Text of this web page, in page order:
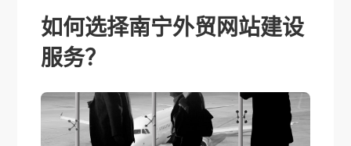
如何选择南宁外贸网站建设
服务？